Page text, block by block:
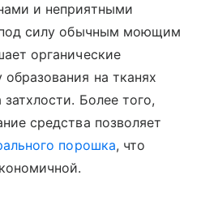
и неприятными
силу обычным моющим
органические
на тканях
Более того,
средства позволяет
порошка, что